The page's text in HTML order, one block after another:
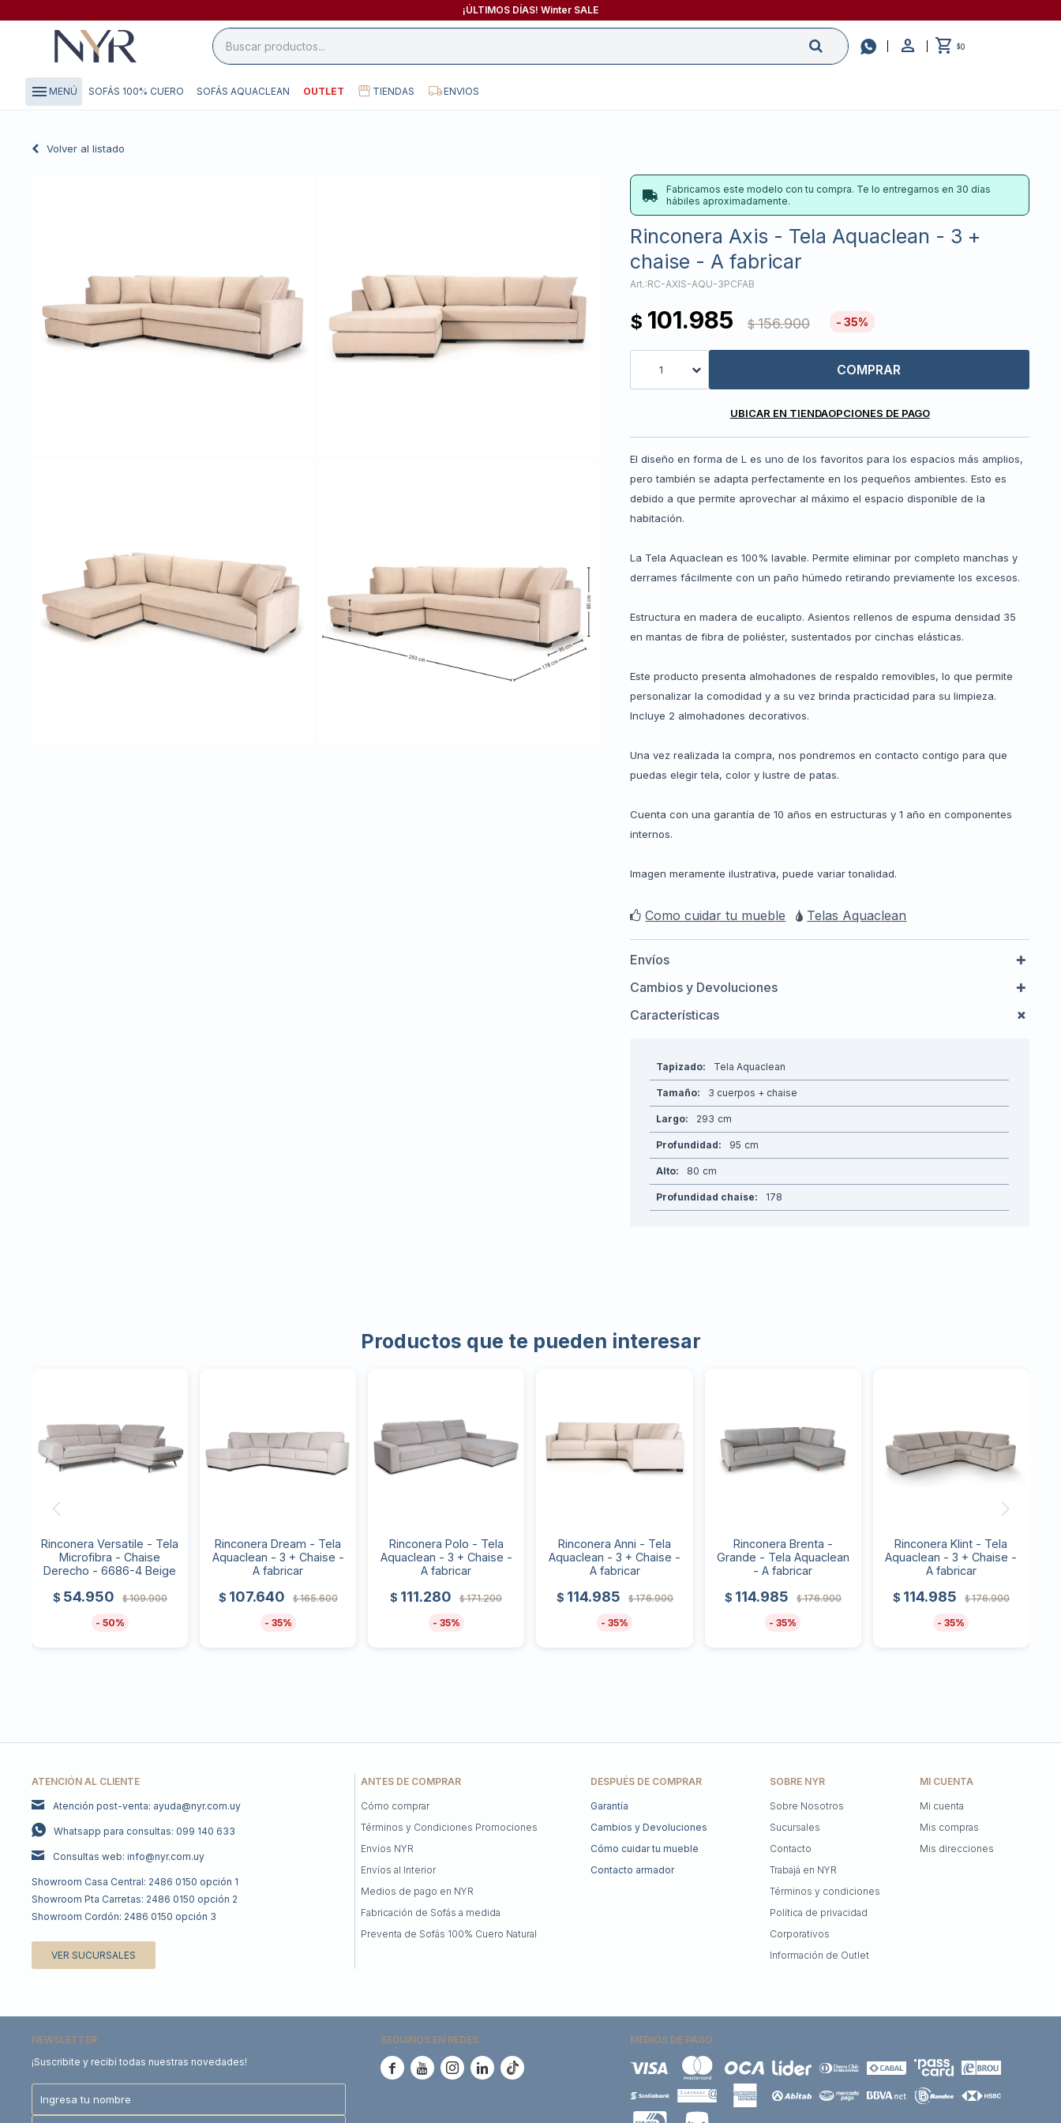
¡ÚLTIMOS DÍAS! Winter SALE
 $0
menu MENÚ SOFÁS 100% CUERO SOFÁS AQUACLEAN OUTLET TIENDAS ENVIOS
Volver al listado
Fabricamos este modelo con tu compra. Te lo entregamos en 30 días
hábiles aproximadamente.
Rinconera Axis - Tela Aquaclean - 3 +
chaise - A fabricar
RC-AXIS-AQU-3PCFAB
$ 101.985 $ 156.900 35
1 COMPRAR
UBICAR EN TIENDAOPCIONES DE PAGO
El diseño en forma de L es uno de los favoritos para los espacios más amplios,
pero también se adapta perfectamente en los pequeños ambientes. Esto es
debido a que permite aprovechar al máximo el espacio disponible de la
habitación.
La Tela Aquaclean es 100% lavable. Permite eliminar por completo manchas y
derrames fácilmente con un paño húmedo retirando previamente los excesos.
Estructura en madera de eucalipto. Asientos rellenos de espuma densidad 35
en mantas de fibra de poliéster, sustentados por cinchas elásticas.
Este producto presenta almohadones de respaldo removibles, lo que permite
personalizar la comodidad y a su vez brinda practicidad para su limpieza.
Incluye 2 almohadones decorativos.
Una vez realizada la compra, nos pondremos en contacto contigo para que
puedas elegir tela, color y lustre de patas.
Cuenta con una garantía de 10 años en estructuras y 1 año en componentes
internos.
Imagen meramente ilustrativa, puede variar tonalidad.
Como cuidar tu mueble Telas Aquaclean
Envíos
Cambios y Devoluciones
Características
Tapizado Tela Aquaclean
Tamaño 3 cuerpos + chaise
Largo 293
Profundidad 95
Alto 80
Profundidad chaise 178
Productos que te pueden interesar
Rinconera Versatile - Tela
Microfibra - Chaise
Derecho - 6686-4 Beige
$ 54.950 $ 109.900
50
Rinconera Dream - Tela
Aquaclean - 3 + Chaise -
A fabricar
$ 107.640 $ 165.600
35
Rinconera Polo - Tela
Aquaclean - 3 + Chaise -
A fabricar
$ 111.280 $ 171.200
35
Rinconera Anni - Tela
Aquaclean - 3 + Chaise -
A fabricar
$ 114.985 $ 176.900
35
Rinconera Brenta -
Grande - Tela Aquaclean
- A fabricar
$ 114.985 $ 176.900
35
Rinconera Klint - Tela
Aquaclean - 3 + Chaise -
A fabricar
$ 114.985 $ 176.900
35
ATENCIÓN AL CLIENTE
Atención post-venta: ayuda@nyr.com.uy
Whatsapp para consultas: 099 140 633
Consultas web: info@nyr.com.uy
Showroom Casa Central: 2486 0150 opción 1
Showroom Pta Carretas: 2486 0150 opción 2
Showroom Cordón: 2486 0150 opción 3
VER SUCURSALES
DESPUÉS DE COMPRAR
Garantía
Cambios y Devoluciones
Cómo cuidar tu mueble
Contacto armador
SOBRE NYR
Sobre Nosotros
Sucursales
Contacto
Trabajá en NYR
Términos y condiciones
Política de privacidad
Corporativos
Información de Outlet
ANTES DE COMPRAR
Cómo comprar
Términos y Condiciones Promociones
Envíos NYR
Envíos al Interior
Medios de pago en NYR
Fabricación de Sofás a medida
Preventa de Sofás 100% Cuero Natural
MI CUENTA
Mi cuenta
Mis compras
Mis direcciones
NEWSLETTER
¡Suscribite y recibí todas nuestras novedades!
SEGUINOS EN REDES
    
MEDIOS DE PAGO
close